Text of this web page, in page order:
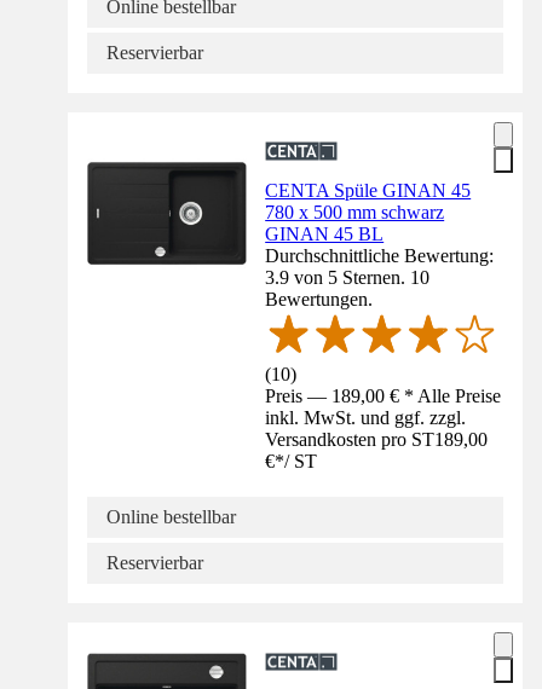
Online bestellbar
Reservierbar
CENTA Spüle GINAN 45
780 x 500 mm schwarz
GINAN 45 BL
Durchschnittliche Bewertung:
3.9 von 5 Sternen. 10
Bewertungen.
(10)
Preis — 189,00 € * Alle Preise
inkl. MwSt. und ggf. zzgl.
Versandkosten pro ST189,00
€*/ ST
Online bestellbar
Reservierbar